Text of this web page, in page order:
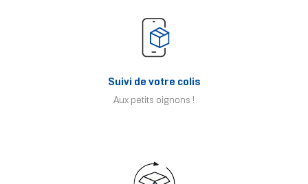
Suivi de votre colis
Aux petits oignons !